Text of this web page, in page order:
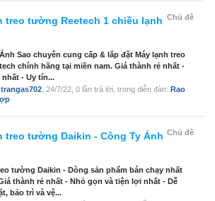
Chủ đề
treo tường Reetech 1 chiều lạnh
Sao chuyên cung cấp & lắp đặt Máy lạnh treo
chính hãng tại miền nam. Giá thành rẻ nhất -
nhất - Uy tín...
trangas702 24/7/22 , 0 lần trả lời, trong diễn đàn: Rao
Chủ đề
treo tường Daikin - Công Ty Ánh
tường Daikin - Dòng sản phẩm bán chạy nhất
thành rẻ nhất - Nhỏ gọn và tiện lợi nhất - Dễ
bảo trì và vệ...